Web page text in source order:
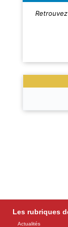
Les rubriques
Actualités